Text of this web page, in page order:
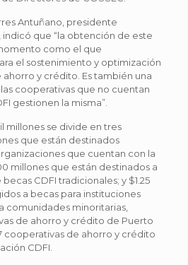
Antuñano, presidente
indicó que “la obtención de este
como el que
el sostenimiento y optimización
y crédito. Es también una
cooperativas que no cuentan
gestionen la misma”.
millones se divide en tres
que están destinados
que cuentan con la
millones que están destinados a
CDFI tradicionales; y $1.25
a becas para instituciones
comunidades minoritarias,
de ahorro y crédito de Puerto
cooperativas de ahorro y crédito
CDFI.